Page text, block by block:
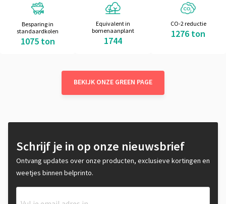
Besparing in
standaardkolen
1075 ton
Equivalent in
bomenaanplant
1744
CO-2 reductie
1276 ton
BEKIJK ONZE GREEN PAGE
Schrijf je in op onze nieuwsbrief
Ontvang updates over onze producten, exclusieve kortingen en
weetjes binnen belprinto.